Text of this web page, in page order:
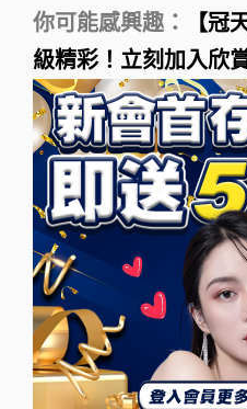
你可能感興趣：
【冠
級精彩！立刻加入欣